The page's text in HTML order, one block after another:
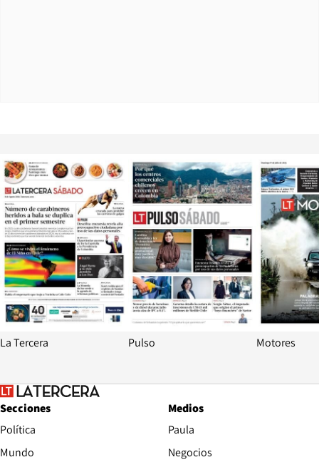
Opens in new window
La Tercera
Opens in
Pulso Motores
Secciones
Política
Mundo
Medios
Paula
Negocios